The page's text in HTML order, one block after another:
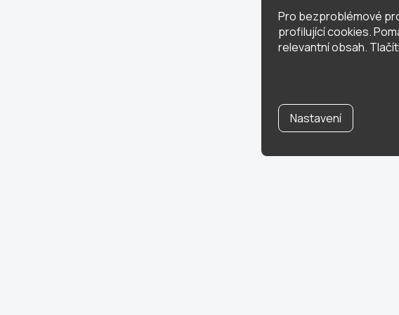
Pro bezproblémové
profilující cookies.
relevantní obsah.
Nastavení